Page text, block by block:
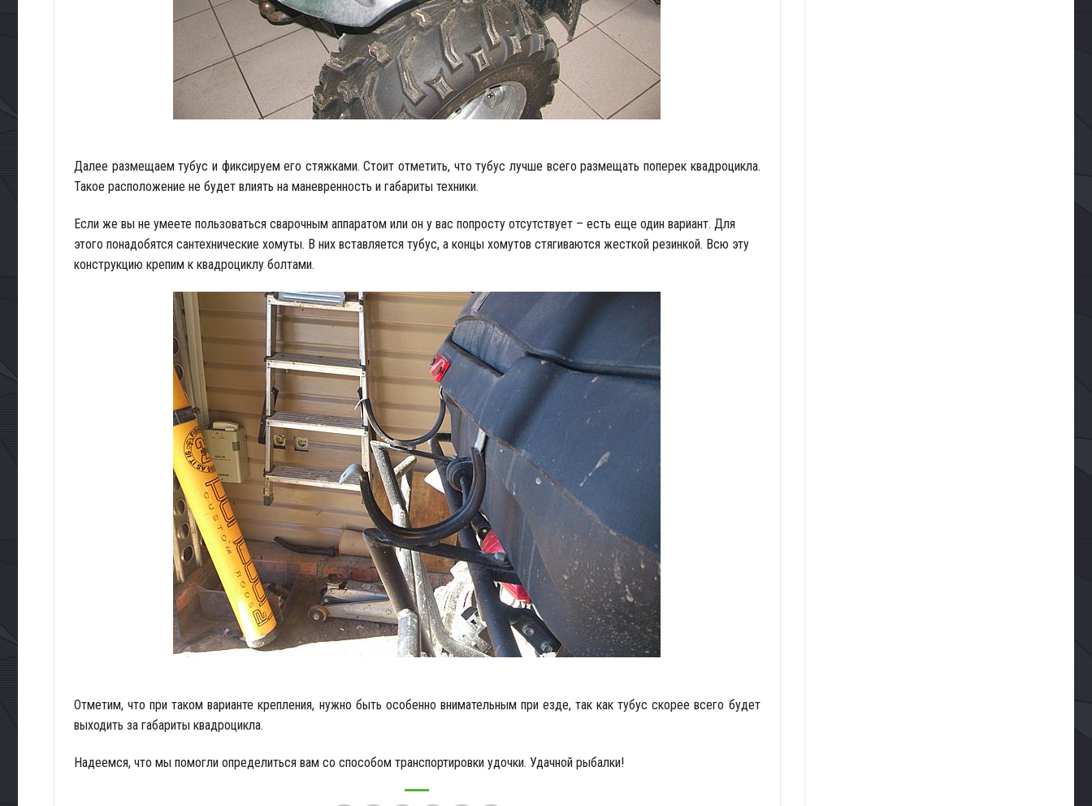
Далее размещаем тубус и фиксируем его стяжками. Стоит отметить, что тубус лучше всего размещать поперек квадроцикла.
Такое расположение не будет влиять на маневренность и габариты техники.
Если же вы не умеете пользоваться сварочным аппаратом или он у вас попросту отсутствует – есть еще один вариант. Для
этого понадобятся сантехнические хомуты. В них вставляется тубус, а концы хомутов стягиваются жесткой резинкой. Всю эту
конструкцию крепим к квадроциклу болтами.
Отметим, что при таком варианте крепления, нужно быть особенно внимательным при езде, так как тубус скорее всего будет
выходить за габариты квадроцикла.
Надеемся, что мы помогли определиться вам со способом транспортировки удочки. Удачной рыбалки!